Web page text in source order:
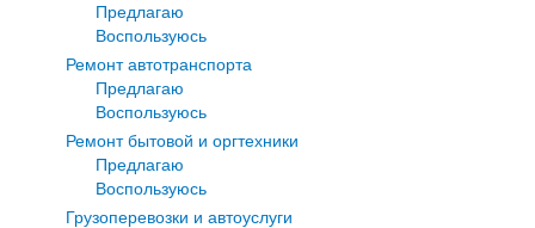
Предлагаю
Воспользуюсь
Ремонт автотранспорта
Предлагаю
Воспользуюсь
Ремонт бытовой и оргтехники
Предлагаю
Воспользуюсь
Грузоперевозки и автоуслуги